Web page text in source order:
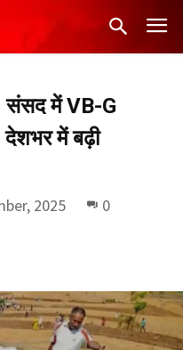
संसद में VB-G
में बढ़ी
2025 0